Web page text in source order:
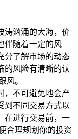
涛汹涌的大海，价
伴随着一定的风
分了解市场的动态
的风险有清晰的认
风。
，不可避免地会产
到不同交易方式以
在进行交易前，一
合理规划你的投资